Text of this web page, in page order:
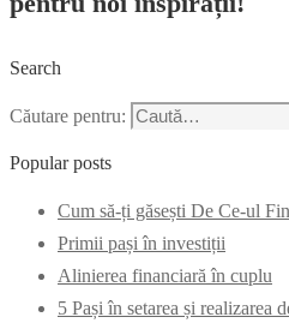
Search
Căutare pentru:
Popular posts
Cum să-ți găsești De Ce-ul
Primii pași în investiții
Alinierea financiară în cuplu
5 Pași în setarea și realizarea